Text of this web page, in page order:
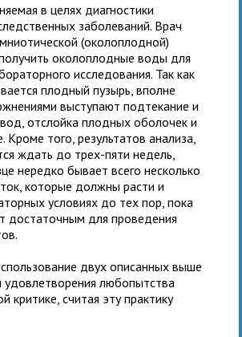
в целях диагностики
заболеваний. Врач
(околоплодной)
околоплодные воды для
исследования. Так как
плодный пузырь, вполне
выступают подтекание и
отслойка плодных оболочек и
Кроме того, результатов анализа,
ждать до трех-пяти недель,
нередко бывает всего несколько
которые должны расти и
условиях до тех пор, пока
достаточным для проведения
двух описанных выше
удовлетворения любопытства
критике, считая эту практику